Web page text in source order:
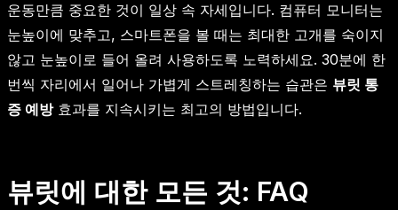
운동만큼 중요한 것이 일상 속 자세입니다. 컴퓨터 모니터는
눈높이에 맞추고, 스마트폰을 볼 때는 최대한 고개를 숙이지
않고 눈높이로 들어 올려 사용하도록 노력하세요. 30분에 한
번씩 자리에서 일어나 가볍게 스트레칭하는 습관은 뷰릿 통
증 예방효과를 지속시키는 최고의 방법입니다.
뷰릿에 대한 모든 것: FAQ